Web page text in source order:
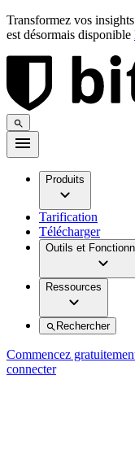
Transformez vos
est désormais disponible
Produits
Tarification
Télécharger
Outils et
Ressources
Rechercher
Commencez
connecter